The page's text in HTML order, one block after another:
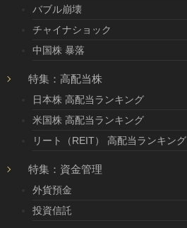
バブル崩壊
チャイナショック
中国株 暴落
特集：高配当株
日本株 高配当ランキング
米国株 高配当ランキング
リート（REIT） 高配当ランキング
特集：資金管理
外貨預金
投資信託